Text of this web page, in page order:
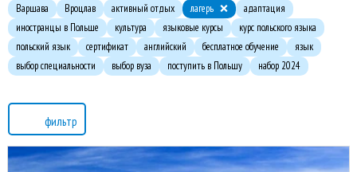
Варшава Вроцлав активный отдых лагерь
адаптация
иностранцы в Польше
культура языковые курсы
курс польского языка
польский язык
сертификат английский бесплатное обучение
язык
выбор специальности
выбор вуза поступить в Польшу набор 2024
фильтр